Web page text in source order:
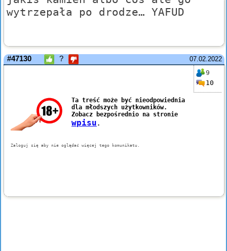
wytrzepała po drodze… YAFUD
07.02.2022
#47130 ?
9
10